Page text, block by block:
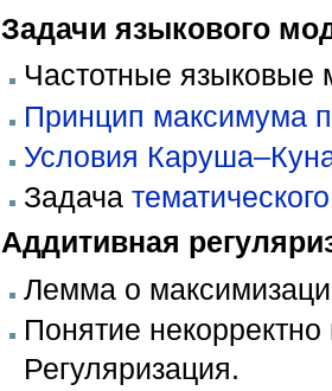
Задачи языкового
Частотные языковые
Принцип максимума
Условия
Задача
Аддитивная
Лемма о
Понятие
Регуляризация.